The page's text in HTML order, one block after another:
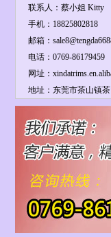
联系人：蔡小姐 Kitty
手机：18825802818
邮箱：
电话：0769-86179459
网址：
地址：东莞市茶山镇